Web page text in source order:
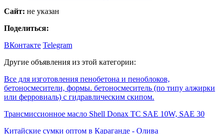
Сайт: не указан
Поделиться:
ВКонтакте Telegram
Другие объявления из этой категории:
Все для изготовления пенобетона и пеноблоков,
бетоносмесители, формы. бетоносмеситель (по типу алжирки
или ферровиаль) с гидравлическим скипом.
Трансмиссионное масло Shell Donax TC SAE 10W, SAE 30
Китайские сумки оптом в Караганде - Олива